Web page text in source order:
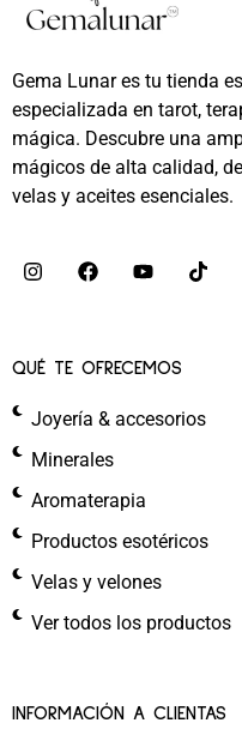
Gema Lunar es tu tienda
especializada en tarot,
mágica. Descubre una
mágicos de alta calidad,
velas y aceites esenciales.
QUÉ TE OFRECEMOS
Joyería & accesorios
Minerales
Aromaterapia
Productos esotéricos
Velas y velones
Ver todos los productos
INFORMACIÓN A CLIENTAS